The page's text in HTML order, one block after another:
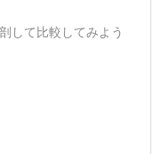
して比較してみよう